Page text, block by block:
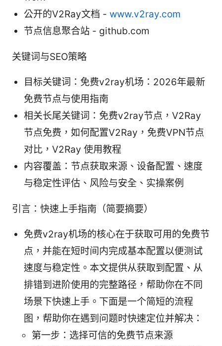
公开的V2Ray文档 - www.v2ray.com
节点信息聚合站 - github.com
关键词与SEO策略
目标关键词：免费v2ray机场：2026年最新
免费节点与使用指南
相关长尾关键词：免费v2ray节点，V2Ray
节点免费，如何配置V2Ray，免费VPN节点
对比，V2Ray 使用教程
内容覆盖：节点获取来源、设备配置、速度
与稳定性评估、风险与安全、实操案例
引言：快速上手指南（简要摘要）
免费v2ray机场的核心在于获取可用的免费节
点，并能在短时间内完成基本配置以便测试
速度与稳定性。本文提供从获取到配置、从
排错到进阶使用的完整路径，帮助你在不同
场景下快速上手。下面是一个简短的流程
图，帮助你在遇到问题时快速定位并解决：
第一步：选择可信的免费节点来源